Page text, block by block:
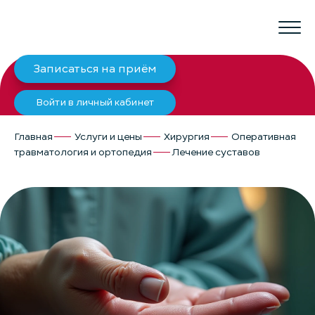
Записаться на приём
Войти в личный кабинет
Главная Услуги и цены Хирургия
Оперативная
травматология и ортопедия
Лечение суставов